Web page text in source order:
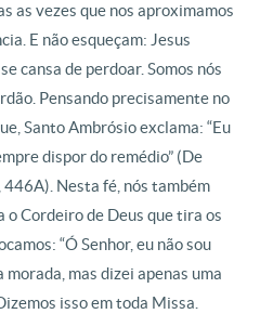
as vezes que nos aproximamos
E não esqueçam: Jesus
cansa de perdoar. Somos nós
Pensando precisamente no
Santo Ambrósio exclama: “Eu
dispor do remédio” (De
Nesta fé, nós também
o Cordeiro de Deus que tira os
“Ó Senhor, eu não sou
mas dizei apenas uma
isso em toda Missa.